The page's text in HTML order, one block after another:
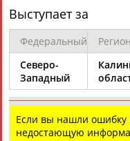
(Проект:Информационное
18.11.2016
Хасан Бароев
суде
...оказались
Дмитрий Лапиков, на
ОИ в...
(Проект: Информационное
18.11.2016
Выступает за
Федеральный Регион
Северо-
Западный
Если вы нашли
недостающую